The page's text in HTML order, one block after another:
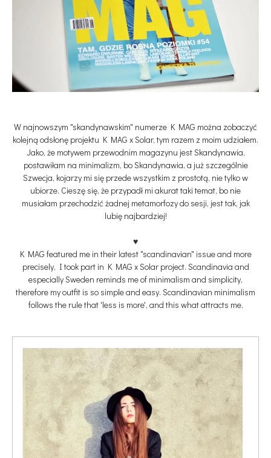
W najnowszym "skandynawskim" numerze K MAG można zobaczyć
kolejną odsłonę projektu K MAG x Solar, tym razem z moim udziałem.
Jako, że motywem przewodnim magazynu jest Skandynawia,
postawiłam na minimalizm, bo Skandynawia, a już szczególnie
Szwecja, kojarzy mi się przede wszystkim z prostotą, nie tylko w
ubiorze. Cieszę się, że przypadł mi akurat taki temat, bo nie
musiałam przechodzić żadnej metamorfozy do sesji, jest tak, jak
lubię najbardziej!
♥
K MAG featured me in their latest "scandinavian" issueand more
precisely, I took part in K MAG x Solar project. Scandinavia and
especially Sweden reminds me of minimalism and simplicity,
therefore my outfit is so simple and easy. Scandinavian minimalism
follows the rule that 'less is more', and this what attracts me.